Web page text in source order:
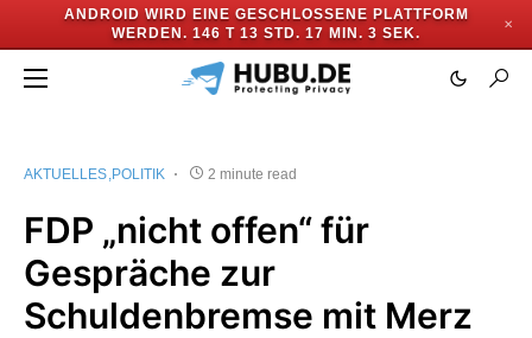
ANDROID WIRD EINE GESCHLOSSENE PLATTFORM
WERDEN. 146 T 13 STD. 17 MIN. 3 SEK.
✕
AKTUELLES POLITIK 2 minute read
FDP „nicht offen“ für
Gespräche zur
Schuldenbremse mit Merz